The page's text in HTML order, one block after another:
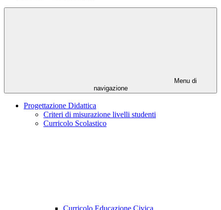
Menu di
navigazione
Progettazione Didattica
Criteri di misurazione livelli studenti
Curricolo Scolastico